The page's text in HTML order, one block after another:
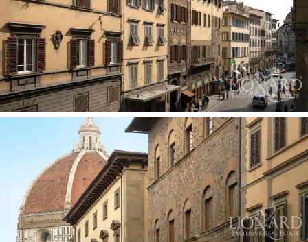
con buenas vistas del centro histórico y de un
magnífico techo con bóvedas. La casa de lujo consta de
un dormitorio doble, un baño, una cocina, un pasillo y la
entrada principal del plan de acceso, un altillo utilizado
como un estudio o sala de estar y una habitación doble
con baño privado en la planta de entresuelo.
Cada habitación de la casa de lujo en venta tiene
acabados de gran pegio como los tablones de parquet
y las paredes de mármol, rejas y escaleras hechas a
mano por un artesano herrero, ademas posee
comodidades modernas, tales como puertas, sistema
de satélite, sistema de alarma y control de las plantas